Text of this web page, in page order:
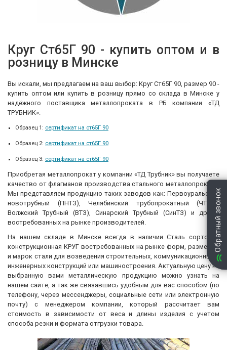
Круг Ст65Г 90 - купить оптом и в
розницу в Минске
Вы искали, мы предлагаем на ваш выбор: Круг Ст65Г 90, размер 90 -
купить оптом или купить в розницу прямо со склада в Минске у
надёжного поставщика металлопроката в РБ компании «ТД
ТРУБНИК».
Образец 1: сертификат на ст65Г 90
Образец 2: сертификат на ст65Г 90
Образец 3: сертификат на ст65Г 90
Приобретая металлопрокат у компании «ТД Трубник» вы получаете
качество от флагманов производства стального металлопроката.
Мы представляем продукцию таких заводов как: Первоуральский
новотрубный (ПНТЗ), Челябинский трубопрокатный (ЧТПЗ),
Волжский Трубный (ВТЗ), Синарский Трубный (СинТЗ) и других
востребованных на рынке производителей.
На нашем складе в Минске всегда в наличии Сталь сортовая
конструкционная КРУГ востребованных на рынке форм, размеров
и марок стали для возведения строительных, коммуникационных и
инженерных конструкций или машиностроения. Актуальную цену на
выбранную вами металлическую продукцию можно узнать на
нашем сайте, а так же связавшись удобным для вас способом (по
телефону, через мессенджеры, социальные сети или электронную
почту) с менеджером компании, который рассчитает вам
стоимость в зависимости от веса и длины изделия с учетом
способа резки и формата отгрузки товара.
Обратный звонок